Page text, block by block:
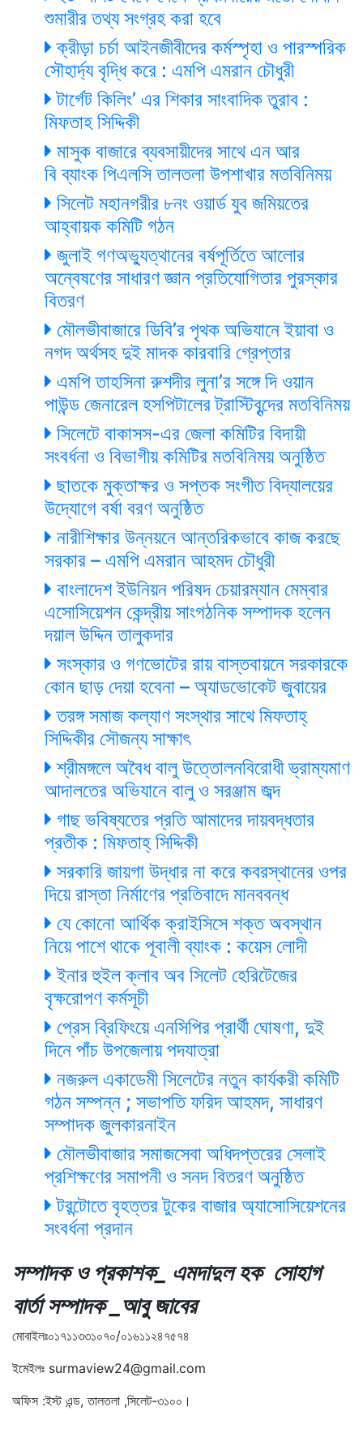
শুমারীর তথ্য সংগ্রহ করা হবে
ক্রীড়া চর্চা আইনজীবীদের কর্মস্পৃহা ও পারস্পরিক
সৌহার্দ্য বৃদ্ধি করে : এমপি এমরান চৌধুরী
টার্গেট কিলিং’ এর শিকার সাংবাদিক তুরাব :
মিফতাহ সিদ্দিকী
মাসুক বাজারে ব্যবসায়ীদের সাথে এন আর
বি ব্যাংক পিএলসি তালতলা উপশাখার মতবিনিময়
সিলেট মহানগরীর ৮নং ওয়ার্ড যুব জমিয়তের
আহ্বায়ক কমিটি গঠন
জুলাই গণঅভ্যুত্থানের বর্ষপূর্তিতে আলোর
অন্বেষণের সাধারণ জ্ঞান প্রতিযোগিতার পুরস্কার
বিতরণ
মৌলভীবাজারে ডিবি’র পৃথক অভিযানে ইয়াবা ও
নগদ অর্থসহ দুই মাদক কারবারি গ্রেপ্তার
এমপি তাহসিনা রুশদীর লুনা’র সঙ্গে দি ওয়ান
পাউন্ড জেনারেল হসপিটালের ট্রাস্টিবৃন্দের মতবিনিময়
সিলেটে বাকাসস-এর জেলা কমিটির বিদায়ী
সংবর্ধনা ও বিভাগীয় কমিটির মতবিনিময় অনুষ্ঠিত
ছাতকে মুক্তাক্ষর ও সপ্তক সংগীত বিদ্যালয়ের
উদ্যোগে বর্ষা বরণ অনুষ্ঠিত
নারীশিক্ষার উন্নয়নে আন্তরিকভাবে কাজ করছে
সরকার – এমপি এমরান আহমদ চৌধুরী
বাংলাদেশ ইউনিয়ন পরিষদ চেয়ারম্যান মেম্বার
এসোসিয়েশন কেন্দ্রীয় সাংগঠনিক সম্পাদক হলেন
দয়াল উদ্দিন তালুকদার
সংস্কার ও গণভোটের রায় বাস্তবায়নে সরকারকে
কোন ছাড় দেয়া হবেনা – অ্যাডভোকেট জুবায়ের
তরঙ্গ সমাজ কল্যাণ সংস্থার সাথে মিফতাহ্
সিদ্দিকীর সৌজন্য সাক্ষাৎ
শ্রীমঙ্গলে অবৈধ বালু উত্তোলনবিরোধী ভ্রাম্যমাণ
আদালতের অভিযানে বালু ও সরঞ্জাম জব্দ
গাছ ভবিষ্যতের প্রতি আমাদের দায়বদ্ধতার
প্রতীক : মিফতাহ্ সিদ্দিকী
সরকারি জায়গা উদ্ধার না করে কবরস্থানের ওপর
দিয়ে রাস্তা নির্মাণের প্রতিবাদে মানববন্ধ
যে কোনো আর্থিক ক্রাইসিসে শক্ত অবস্থান
নিয়ে পাশে থাকে পূবালী ব্যাংক : কয়েস লোদী
ইনার হুইল ক্লাব অব সিলেট হেরিটেজের
বৃক্ষরোপণ কর্মসূচী
প্রেস ব্রিফিংয়ে এনসিপির প্রার্থী ঘোষণা, দুই
দিনে পাঁচ উপজেলায় পদযাত্রা
নজরুল একাডেমী সিলেটের নতুন কার্যকরী কমিটি
গঠন সম্পন্ন ; সভাপতি ফরিদ আহমদ, সাধারণ
সম্পাদক জুলকারনাইন
মৌলভীবাজার সমাজসেবা অধিদপ্তরের সেলাই
প্রশিক্ষণের সমাপনী ও সনদ বিতরণ অনুষ্ঠিত
টরন্টোতে বৃহত্তর টুকের বাজার অ্যাসোসিয়েশনের
সংবর্ধনা প্রদান
সম্পাদক ও প্রকাশক_ এমদাদুল হক সোহাগ
বার্তা সম্পাদক _আবু জাবের
মোবাইলঃ০১৭১১৩৩১০৭০/০১৬১১২৪৭৫৭৪
ইমেইলঃ surmaview24@gmail.com
অফিস :ইস্ট এন্ড, তালতলা ,সিলেট-৩১০০।